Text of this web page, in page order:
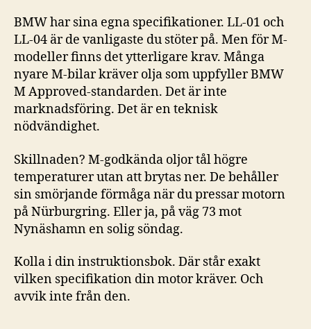
BMW har sina egna specifikationer. LL-01 och
LL-04 är de vanligaste du stöter på. Men för M-
modeller finns det ytterligare krav. Många
nyare M-bilar kräver olja som uppfyller BMW
M Approved-standarden. Det är inte
marknadsföring. Det är en teknisk
nödvändighet.
Skillnaden? M-godkända oljor tål högre
temperaturer utan att brytas ner. De behåller
sin smörjande förmåga när du pressar motorn
på Nürburgring. Eller ja, på väg 73 mot
Nynäshamn en solig söndag.
Kolla i din instruktionsbok. Där står exakt
vilken specifikation din motor kräver. Och
avvik inte från den.